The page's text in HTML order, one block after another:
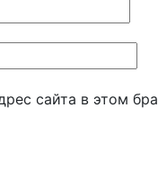
сайта в этом